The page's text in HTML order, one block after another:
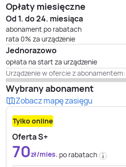
Opłaty miesięczne
Od 1. do 24. miesiąca
abonament po rabatach
rata 0% za urządzenie
Jednorazowo
opłata na start za urządzenie
Urządzenie w ofercie z abonamentem:
Wybrany abonament
Zobacz mapę zasięgu
Tylko online
Oferta S+
70zł/mies. po rabatach